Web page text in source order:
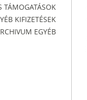
TÁMOGATÁSOK
KIFIZETÉSEK
EGYÉB